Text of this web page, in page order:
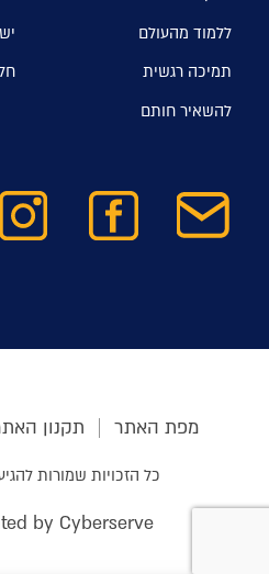
ללמוד מהעולם
תמיכה רגשית
להשאיר חותם
מפת האתר תקנון
כל הזכויות שמורות להגיע
by Cyberserve